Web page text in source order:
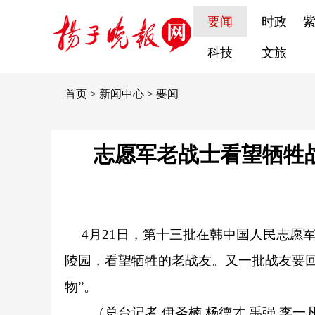
要闻 时政
科技 文旅
首页 > 新闻中心 > 要闻
志愿军老战士看望牺牲
4月21日，第十三批在韩中国人民志愿
陵园，看望牺牲的老战友。又一批战友要
物”。